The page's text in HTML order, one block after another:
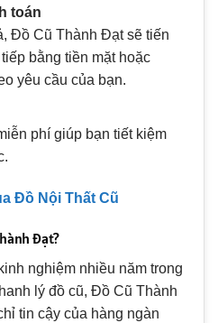
toán
Đồ Cũ Thành Đạt sẽ tiến
bằng tiền mặt hoặc
yêu cầu của bạn.
phí giúp bạn tiết kiệm
Đồ Nội Thất Cũ
Đạt?
nghiệm nhiều năm trong
lý đồ cũ, Đồ Cũ Thành
tin cậy của hàng ngàn